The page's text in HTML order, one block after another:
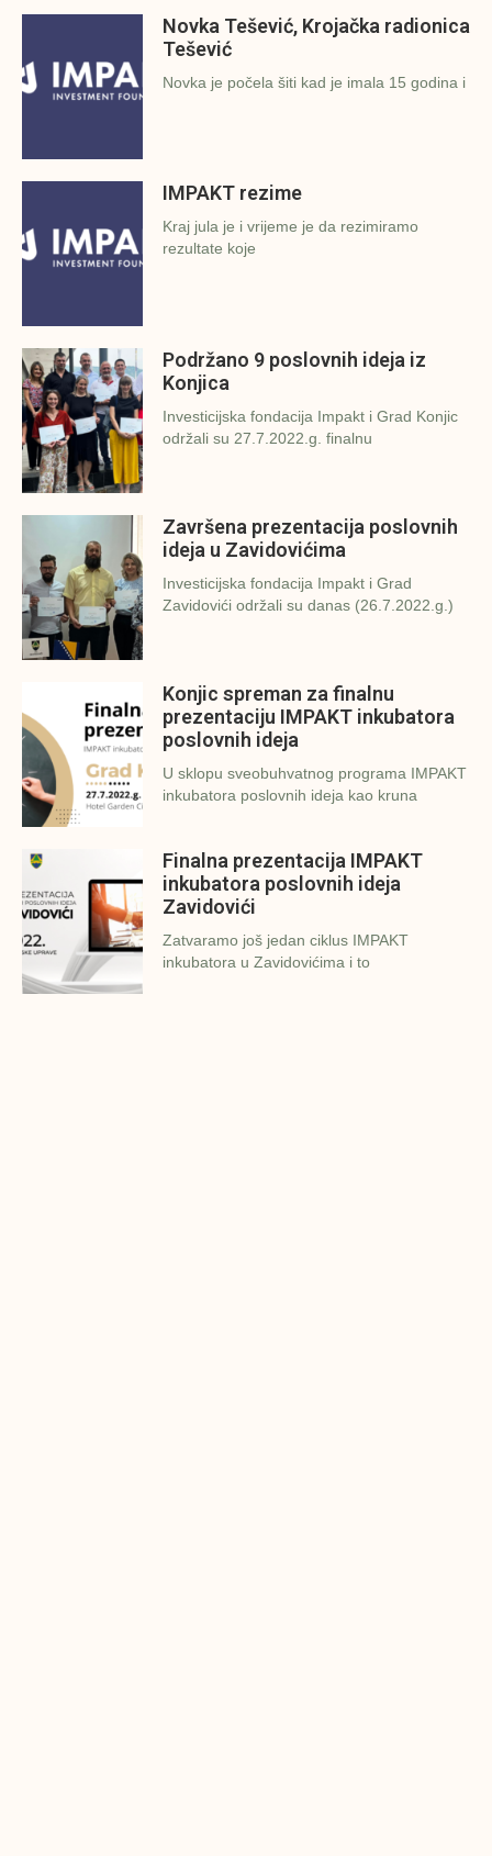
Novka Tešević, Krojačka radionica
Tešević
Novka je počela šiti kad je imala 15 godina i
IMPAKT rezime
Kraj jula je i vrijeme je da rezimiramo
rezultate koje
Podržano 9 poslovnih ideja iz
Konjica
Investicijska fondacija Impakt i Grad Konjic
održali su 27.7.2022.g. finalnu
Završena prezentacija poslovnih
ideja u Zavidovićima
Investicijska fondacija Impakt i Grad
Zavidovići održali su danas (26.7.2022.g.)
Konjic spreman za finalnu
prezentaciju IMPAKT inkubatora
poslovnih ideja
U sklopu sveobuhvatnog programa IMPAKT
inkubatora poslovnih ideja kao kruna
Finalna prezentacija IMPAKT
inkubatora poslovnih ideja
Zavidovići
Zatvaramo još jedan ciklus IMPAKT
inkubatora u Zavidovićima i to